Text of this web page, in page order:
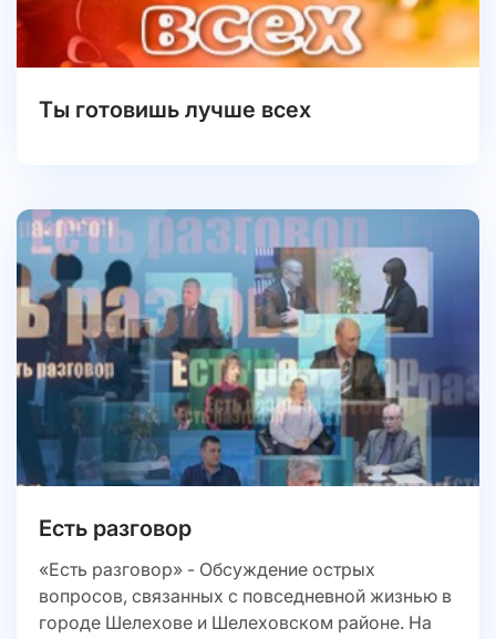
Ты готовишь лучше всех
Есть разговор
«Есть разговор» - Обсуждение острых
вопросов, связанных с повседневной жизнью в
городе Шелехове и Шелеховском районе. На